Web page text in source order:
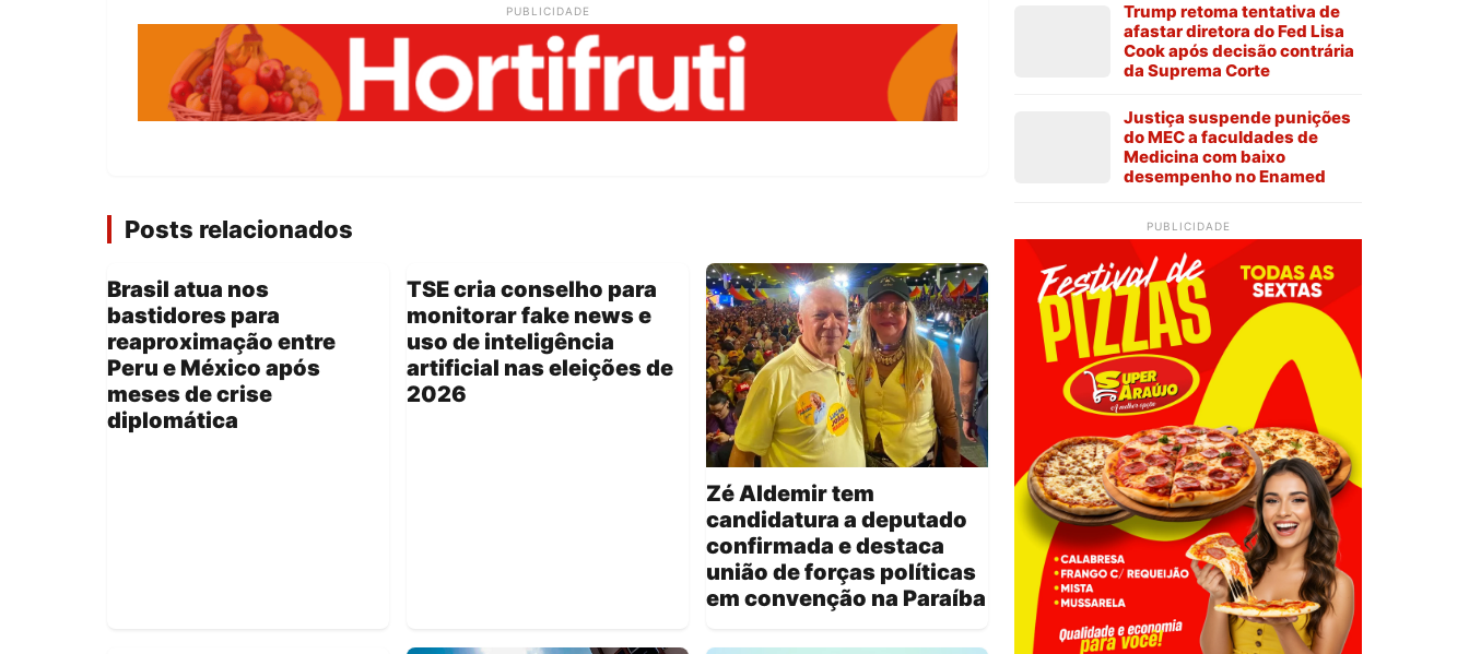
PUBLICIDADE
Posts relacionados
Brasil atua nos
bastidores para
reaproximação entre
Peru e México após
meses de crise
diplomática
TSE cria conselho para
monitorar fake news e
uso de inteligência
artificial nas eleições de
2026
Zé Aldemir tem
candidatura a deputado
confirmada e destaca
união de forças políticas
em convenção na Paraíba
Trump retoma tentativa de
afastar diretora do Fed Lisa
Cook após decisão contrária
da Suprema Corte
Justiça suspende punições
do MEC a faculdades de
Medicina com baixo
desempenho no Enamed
PUBLICIDADE